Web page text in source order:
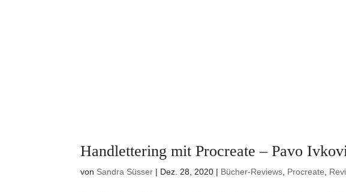
Handlettering mit Procreate – Pavo
von Sandra Süsser | Dez. 28, 2020 | Bücher-Reviews Procreate